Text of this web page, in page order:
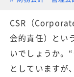
CSR（
会的責任）とい
いでしょうか。
としていますが